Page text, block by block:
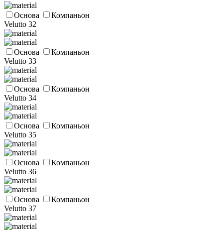
Основа
Компаньон
Velutto 32
Основа
Компаньон
Velutto 33
Основа
Компаньон
Velutto 34
Основа
Компаньон
Velutto 35
Основа
Компаньон
Velutto 36
Основа
Компаньон
Velutto 37